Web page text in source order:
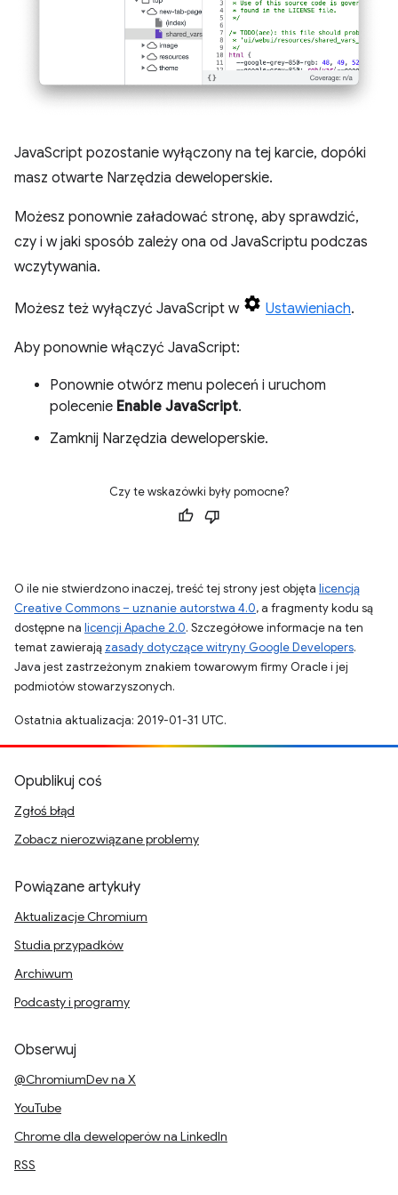
JavaScript pozostanie wyłączony na tej karcie, dopóki
masz otwarte Narzędzia deweloperskie.
Możesz ponownie załadować stronę, aby sprawdzić,
czy i w jaki sposób zależy ona od JavaScriptu podczas
wczytywania.
Możesz też wyłączyć JavaScript w Ustawieniach.
Aby ponownie włączyć JavaScript:
Ponownie otwórz menu poleceń i uruchom
polecenie Enable JavaScript.
Zamknij Narzędzia deweloperskie.
Czy te wskazówki były pomocne?
O ile nie stwierdzono inaczej, treść tej strony jest objęta licencją
Creative Commons – uznanie autorstwa 4.0, a fragmenty kodu są
dostępne na licencji Apache 2.0. Szczegółowe informacje na ten
temat zawierają zasady dotyczące witryny Google Developers.
Java jest zastrzeżonym znakiem towarowym firmy Oracle i jej
podmiotów stowarzyszonych.
Ostatnia aktualizacja: 2019-01-31 UTC.
Opublikuj coś
Zgłoś błąd
Zobacz nierozwiązane problemy
Powiązane artykuły
Aktualizacje Chromium
Studia przypadków
Archiwum
Podcasty i programy
Obserwuj
@ChromiumDev na X
YouTube
Chrome dla deweloperów na LinkedIn
RSS